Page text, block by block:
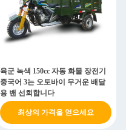
육군 녹색 150cc 자동 화물 장전기
중국어 3는 오토바이 무거운 배달
용 밴 선회합니다
최상의 가격을 얻으세요